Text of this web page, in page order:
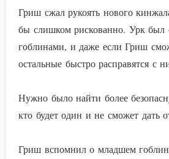
Гриш сжал рукоять нового
бы слишком рискованно. Урк был
гоблинами, и даже если Гриш
остальные быстро расправятся с
Нужно было найти более
кто будет один и не сможет дать
Гриш вспомнил о младшем